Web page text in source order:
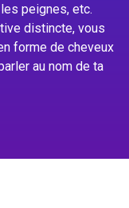
peignes, etc.
distincte, vous
forme de cheveux
au nom de ta